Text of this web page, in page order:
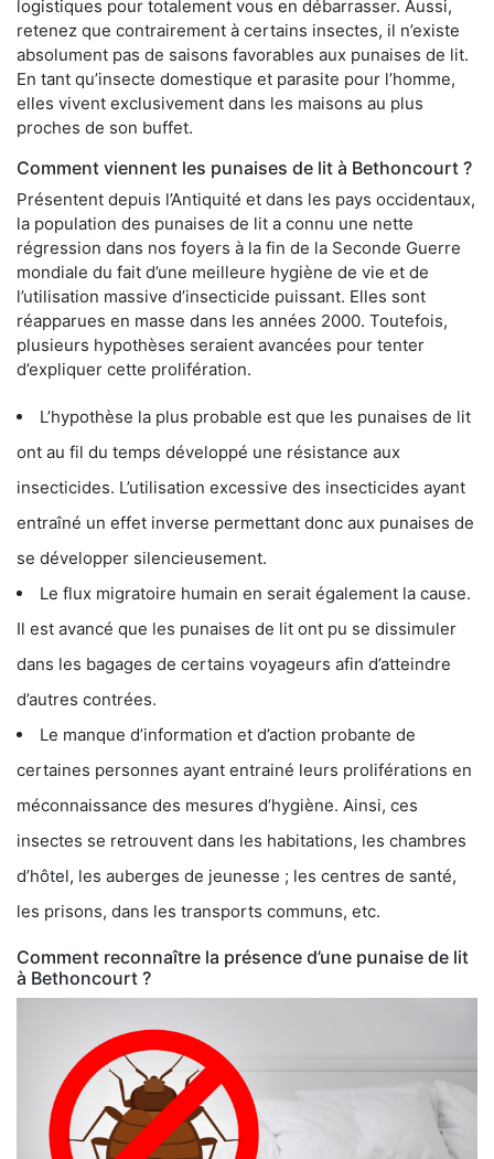
logistiques pour totalement vous en débarrasser. Aussi,
retenez que contrairement à certains insectes, il n’existe
absolument pas de saisons favorables aux punaises de lit.
En tant qu’insecte domestique et parasite pour l’homme,
elles vivent exclusivement dans les maisons au plus
proches de son buffet.
Comment viennent les punaises de lit à Bethoncourt ?
Présentent depuis l’Antiquité et dans les pays occidentaux,
la population des punaises de lit a connu une nette
régression dans nos foyers à la fin de la Seconde Guerre
mondiale du fait d’une meilleure hygiène de vie et de
l’utilisation massive d’insecticide puissant. Elles sont
réapparues en masse dans les années 2000. Toutefois,
plusieurs hypothèses seraient avancées pour tenter
d’expliquer cette prolifération.
L’hypothèse la plus probable est que les punaises de lit
ont au fil du temps développé une résistance aux
insecticides. L’utilisation excessive des insecticides ayant
entraîné un effet inverse permettant donc aux punaises de
se développer silencieusement.
Le flux migratoire humain en serait également la cause.
Il est avancé que les punaises de lit ont pu se dissimuler
dans les bagages de certains voyageurs afin d’atteindre
d’autres contrées.
Le manque d’information et d’action probante de
certaines personnes ayant entrainé leurs proliférations en
méconnaissance des mesures d’hygiène. Ainsi, ces
insectes se retrouvent dans les habitations, les chambres
d’hôtel, les auberges de jeunesse ; les centres de santé,
les prisons, dans les transports communs, etc.
Comment reconnaître la présence d’une punaise de lit
à Bethoncourt ?